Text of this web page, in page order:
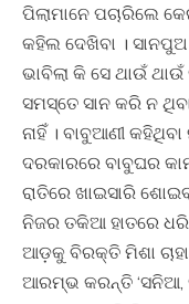
ପିଲାମାନେ ପଚାରିଲେ
କହିଲ ଦେଖିବା । ସାନପୁଅ
ଭାବିଲା କି ସେ ଥାଉଁ
ସମସ୍ତେ ସାନ କରି ନ
ନାହିଁ । ବାବୁଆଣୀ
ଦରକାରରେ ବାବୁଘର
ରାତିରେ ଖାଇସାରି
ନିଜର ତକିଆ ହାତରେ
ଆଡ଼କୁ ବିରକ୍ତି ମିଶା
ଆରମ୍ଭ କରନ୍ତି ‘ସନିଆ,